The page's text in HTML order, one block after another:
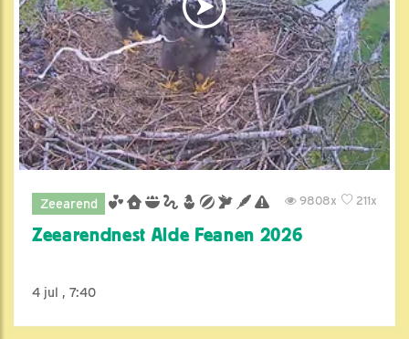
Zeearend 211x
9808x
Zeearendnest Alde Feanen 2026
4 jul , 7:40